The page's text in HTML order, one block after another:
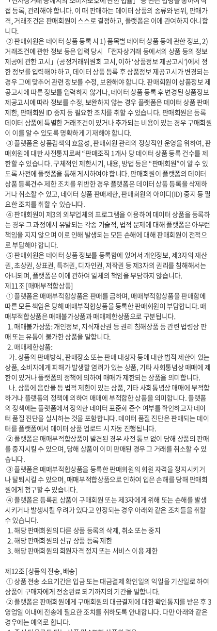
접 등록, 관리해야 합니다. 이 때 판매하는 데이터 상품의 종류와 범위, 판매가
격, 거래조건은 판매회원이 스스로 결정하고, 플랫폼은 이에 관여하지 아니합
니다.
거래조건에 관한 정보 등은 입력 당시 「전자상거래 등에서의 상품 등의 정보
제공에 관한 고시」(공정거래위원회 고시, 이하 ‘상품정보 제공고시’)에서 정
한 정보를 입력해야 하고, 데이터 상품 등록 후 상품정보 제공고시가 변경되는
경우 그에 맞추어 관련 정보를 수정, 보완해야 합니다. 판매회원이 상품정보 제
공고시에 따른 정보를 입력하지 않거나, 데이터 상품 등록 후 변경된 상품정보
제공고시에 따라 정보를 수정, 보완하지 않는 경우 플랫폼은 데이터 상품 판매
제한, 판매회원 ID 중지 등 필요한 조치를 취할 수 있습니다. 판매회원은 등록
데이터 상품에 특별한 거래조건이 있거나 추가되는 비용이 있는 경우 구매회원
이 이를 알 수 있도록 명확하게 기재해야 합니다.
매회원에 대한 사전통지로써 “판매조직 1개사 당 데이터 상품 등록 건수를 제
한할 수 있습니다. 구체적인 제한시기, 내용, 방법 등은 “판매회원”이 알 수 있
도록 사전에 플랫폼을 통해 게시하여야 합니다. 판매회원이 플랫폼의 데이터
상품 등록건수 제한 조치를 위반한 경우 플랫폼은 데이터 상품 등록을 삭제하
거나 취소할 수 있고, 데이터 상품 판매제한, 판매회원의 아이디(ID) 중지 등 필
요한 조치를 취할 수 있습니다.
는 경우 그 과정에서 유발되는 각종 기술적, 법적 문제에 대해 플랫폼은 아무런
책임을 지지 않으며 이로 인해 발생되는 모든 손해에 대해 판매회원이 전적으
로 부담해야 합니다.
권, 초상권, 상표권, 특허권, 디자인권, 저작권 등 제3자의 권리를 침해해서는
아니되며, 플랫폼은 이에 관하여 일체의 책임을 부담하지 않습니다.
제11조 [매매부적합상품]
따른 모든 책임은 당해 매매부적합상품을 등록한 판매회원이 부담합니다. 매
매부적합상품은 매매불가상품과 매매제한상품으로 구분됩니다.
매 또는 유통이 불가한 상품을 말합니다.
  2. 매매제한상품:
상품, 소비자에게 피해가 발생할 염려가 있는 상품, 기타 사회통념상 매매에 제
한이 있거나 플랫폼의 정책에 의하여 매매가 제한되는 상품을 의미합니다.
하거나 플랫폼의 정책에 의하여 매매에 부적합한 상품을 의미합니다. 플랫폼
의 정책에는 플랫폼에서 정의한 데이터 표준화 준수 여부를 확인하고자 데이
터 품질 진단을 실시하는 것을 포함합니다. 데이터 품질 진단은 판매되는 데이
터를 플랫폼에서 데이터 상품 업로드 시 자동 진행됩니다.
를 중지시킬 수 있으며, 당해 상품이 이미 판매된 경우 그 거래를 취소할 수 있
습니다.
나 탈퇴시킬 수 있으며, 매매부적합상품으로 인하여 입은 손해를 당해 판매회
원에게 청구할 수 있습니다.
시키거나 발생시킬 우려가 있다고 인정되는 경우 아래와 같은 조치들을 취할
수 있습니다.
  2. 해당 판매회원의 신규 상품 등록 제한
  3. 해당 판매회원의 회원자격 정지 또는 서비스 이용 제한
제12조 [상품의 전송, 배송]
상품이 구매자에게 전송완료 되기까지의 기간을 말합니다.
영업일 이내에 전송에 필요한 조치를 취하도록 안내합니다. 다만 아래와 같은
경우에는 예외로 합니다.